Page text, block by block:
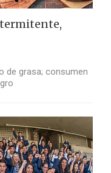
de grasa; consumen